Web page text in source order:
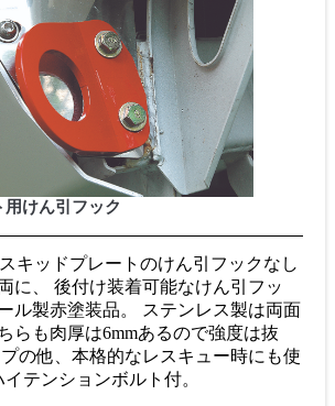
けん引フック
キッドプレートのけん引フックなし
に、 後付け装着可能なけん引フッ
ル製赤塗装品。 ステンレス製は両面
らも肉厚は6mmあるので強度は抜
の他、本格的なレスキュー時にも使
テンションボルト付。